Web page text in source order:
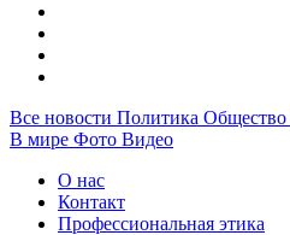
Все новости Политика Общество
В мире Фото Видео
О нас
Контакт
Профессиональная этика